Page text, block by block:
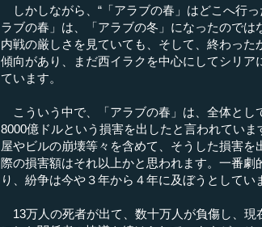
しかしながら、“「アラブの春」はどこへ行
ラブの春」は、「アラブの冬」になったので
内戦の厳しさを見ていても、そして、終わっ
傾向があり、まだ西イラクを中心にしてシリ
ています。
こういう中で、「アラブの春」は、全体とし
8000億ドルという損害を出したと言われてい
屋やビルの崩壊等々を含めて、そうした損害
際の損害額はそれ以上かと思われます。一番
り、紛争は今や３年から４年に及ぼうとしてい
13万人の死者が出て、数十万人が負傷し、現